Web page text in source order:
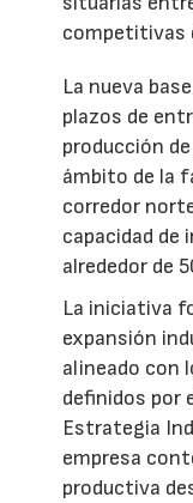
competitivas
La nueva
plazos de
producción
ámbito de la
corredor
capacidad de
alrededor de
La iniciativa
expansión
alineado con
definidos por
Estrategia
empresa
productiva